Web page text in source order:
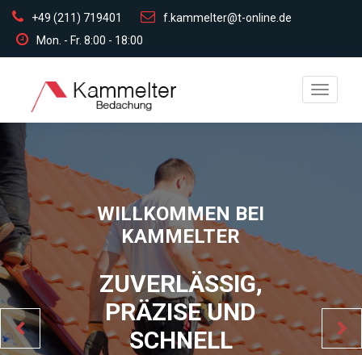
+49 (211) 719401
f.kammelter@t-online.de
Mon. - Fr. 8:00 - 18:00
Toggle
WILLKOMMEN BEI
KAMMELTER
ZUVERLÄSSIG,
PRÄZISE UND
SCHNELL